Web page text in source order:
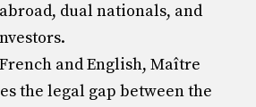
dual nationals, and
and English, Maître
the legal gap between the